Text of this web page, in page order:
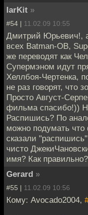
IarKit »
#54 | 11.02.09 10:55
Дмитрий Юрьевич!, а
всех Batman-ОВ,
же переводят как
Супермэном идут
Хеллбоя-Чертенка,
не раз говорят, что
Просто Август-
фильма спасибо!))
Распишись? По
можно подумать
сказали
чисто
имя? Как правильно?
Gerard »
#55 | 11.02.09 10:56
Кому: Avocado2004,